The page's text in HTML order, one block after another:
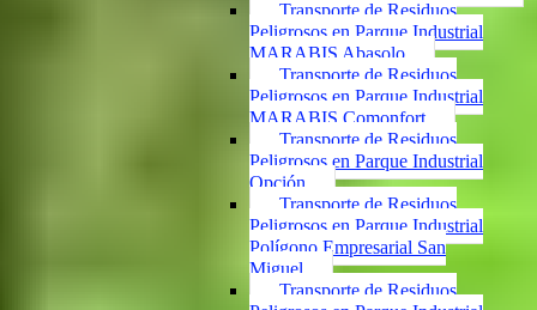
Transporte de Residuos
Peligrosos en Parque Industrial
MARABIS Abasolo
Transporte de Residuos
Peligrosos en Parque Industrial
MARABIS Comonfort
Transporte de Residuos
Peligrosos en Parque Industrial
Opción
Transporte de Residuos
Peligrosos en Parque Industrial
Polígono Empresarial San
Miguel
Transporte de Residuos